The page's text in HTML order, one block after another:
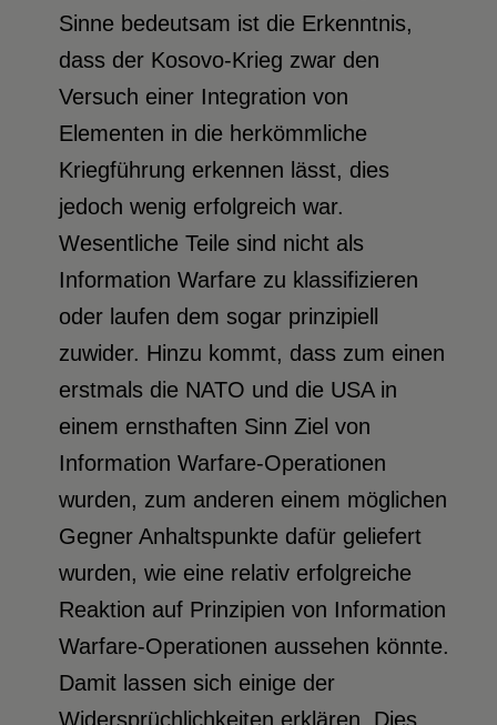
Sinne bedeutsam ist die Erkenntnis,
dass der Kosovo-Krieg zwar den
Versuch einer Integration von
Elementen in die herkömmliche
Kriegführung erkennen lässt, dies
jedoch wenig erfolgreich war.
Wesentliche Teile sind nicht als
Information Warfare zu klassifizieren
oder laufen dem sogar prinzipiell
zuwider. Hinzu kommt, dass zum einen
erstmals die NATO und die USA in
einem ernsthaften Sinn Ziel von
Information Warfare-Operationen
wurden, zum anderen einem möglichen
Gegner Anhaltspunkte dafür geliefert
wurden, wie eine relativ erfolgreiche
Reaktion auf Prinzipien von Information
Warfare-Operationen aussehen könnte.
Damit lassen sich einige der
Widersprüchlichkeiten erklären. Dies